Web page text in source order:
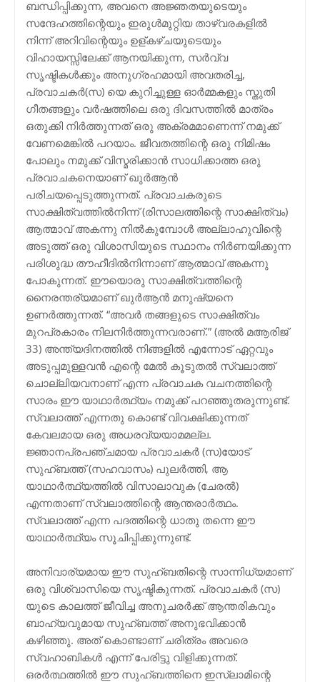
ബന്ധിപ്പിക്കുന്ന, അവനെ അജ്ഞതയുടെയും
സന്ദേഹത്തിന്റെയും ഇരുള്‍മുറ്റിയ താഴ്വരകളില്‍
നിന്ന് അറിവിന്റെയും ഉള്കഴ്ചയുടെയും
വിഹായസ്സിലേക്ക് ആനയിക്കുന്ന, സര്‍വ്വ
സൃഷ്ടികള്‍ക്കും അനുഗ്രഹമായി അവതരിച്ച,
പ്രവാചകര്‍(സ) യെ കുറിച്ചുള്ള ഓര്‍മ്മകളും സ്തുതി
ഗീതങ്ങളും വര്‍ഷത്തിലെ ഒരു ദിവസത്തില്‍ മാത്രം
ഒതുക്കി നിര്‍ത്തുന്നത് ഒരു അക്രമമാണെന്ന് നമുക്ക്
വേണമെങ്കില്‍ പറയാം. ജീവതത്തിന്റെ ഒരു നിമിഷം
പോലും നമുക്ക് വിസ്മരിക്കാന്‍ സാധിക്കാത്ത ഒരു
പ്രവാചകനെയാണ് ഖുര്‍ആന്‍
പരിചയപ്പെടുത്തുന്നത്. പ്രവാചകരുടെ
സാക്ഷിത്വത്തില്‍നിന്ന് (രിസാലത്തിന്റെ സാക്ഷിത്വം)
ആത്മാവ് അകന്നു നില്‍കുമ്പോള്‍ അല്ലാഹുവിന്റെ
അടുത്ത് ഒരു വിശാസിയുടെ സ്ഥാനം നിര്‍ണയിക്കുന്ന
പരിശുദ്ധ തൗഹീദില്‍നിന്നാണ് ആത്മാവ് അകന്നു
പോകുന്നത്. ഈയൊരു സാക്ഷിത്വത്തിന്റെ
നൈരന്തര്യമാണ് ഖുര്‍ആന്‍ മനുഷ്യനെ
ഉണര്‍ത്തുന്നത്. “അവര്‍ തങ്ങളുടെ സാക്ഷിത്വം
മുറപ്രകാരം നിലനിര്‍ത്തുന്നവരാണ്.” (അല്‍ മആരിജ്
33) അന്ത്യദിനത്തില്‍ നിങ്ങളില്‍ എന്നോട് ഏറ്റവും
അടുപ്പമുള്ളവന്‍ എന്റെ മേല്‍ കൂടുതല്‍ സ്വലാത്ത്
ചൊല്ലിയവനാണ് എന്ന പ്രവാചക വചനത്തിന്റെ
സാരം ഈ യാഥാര്‍ത്ഥ്യം നമുക്ക് പറഞ്ഞുതരുന്നുണ്ട്.
സ്വലാത്ത് എന്നതു കൊണ്ട് വിവക്ഷിക്കുന്നത്
കേവലമായ ഒരു അധരവ്യയാമമല്ല.
ജ്ഞാനപ്രപഞ്ചമായ പ്രവാചകര്‍ (സ)യോട്
സുഹ്ബത്ത് (സഹവാസം) പുലര്‍ത്തി, ആ
യാഥാര്‍ത്ഥ്യത്തില്‍ വിസാലാവുക (ചേരല്‍)
എന്നതാണ് സ്വലാത്തിന്റെ ആന്തരാര്‍ത്ഥം.
സ്വലാത്ത് എന്ന പദത്തിന്റെ ധാതു തന്നെ ഈ
യാഥാര്‍ത്ഥ്യം സൂചിപ്പിക്കുന്നുണ്ട്.
അനിവാര്യമായ ഈ സുഹ്ബതിന്റെ സാന്നിധ്യമാണ്
ഒരു വിശ്വാസിയെ സൃഷ്ടികുന്നത്. പ്രവാചകര്‍ (സ)
യുടെ കാലത്ത് ജീവിച്ച അനുചരര്‍ക്ക് ആന്തരികവും
ബാഹ്യവുമായ സുഹ്ബത്ത് അനുഭവിക്കാന്‍
കഴിഞ്ഞു. അത് കൊണ്ടാണ് ചരിത്രം അവരെ
സ്വഹാബികള്‍ എന്ന് പേരിട്ടു വിളിക്കുന്നത്.
ഒരര്‍ത്ഥത്തില്‍ ഈ സുഹ്ബത്തിനെ ഇസ്ലാമിന്റെ